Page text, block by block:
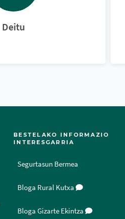
Deitu
BESTELAKO INFORMAZIO
INTERESGARRIA
Segurtasun Bermea
Bloga Rural Kutxa
Bloga Gizarte Ekintza